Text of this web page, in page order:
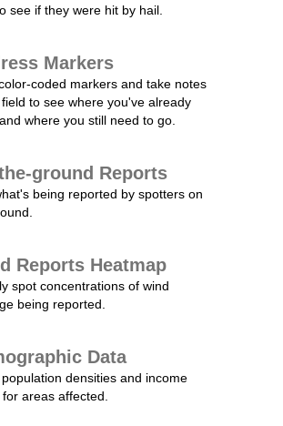
see if they were hit by hail.
Markers
coded markers and take notes
to see where you've already
where you still need to go.
ground Reports
being reported by spotters on
Reports Heatmap
spot concentrations of wind
being reported.
Data
densities and income
areas affected.